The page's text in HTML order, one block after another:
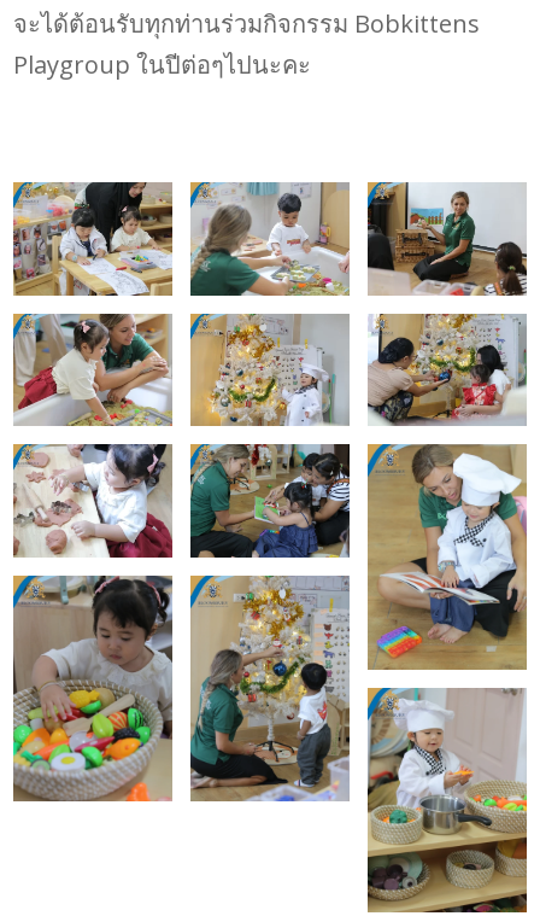
จะได้ต้อนรับทุกท่านร่วมกิจกรรม Bobkittens
Playgroup ในปีต่อๆไปนะคะ